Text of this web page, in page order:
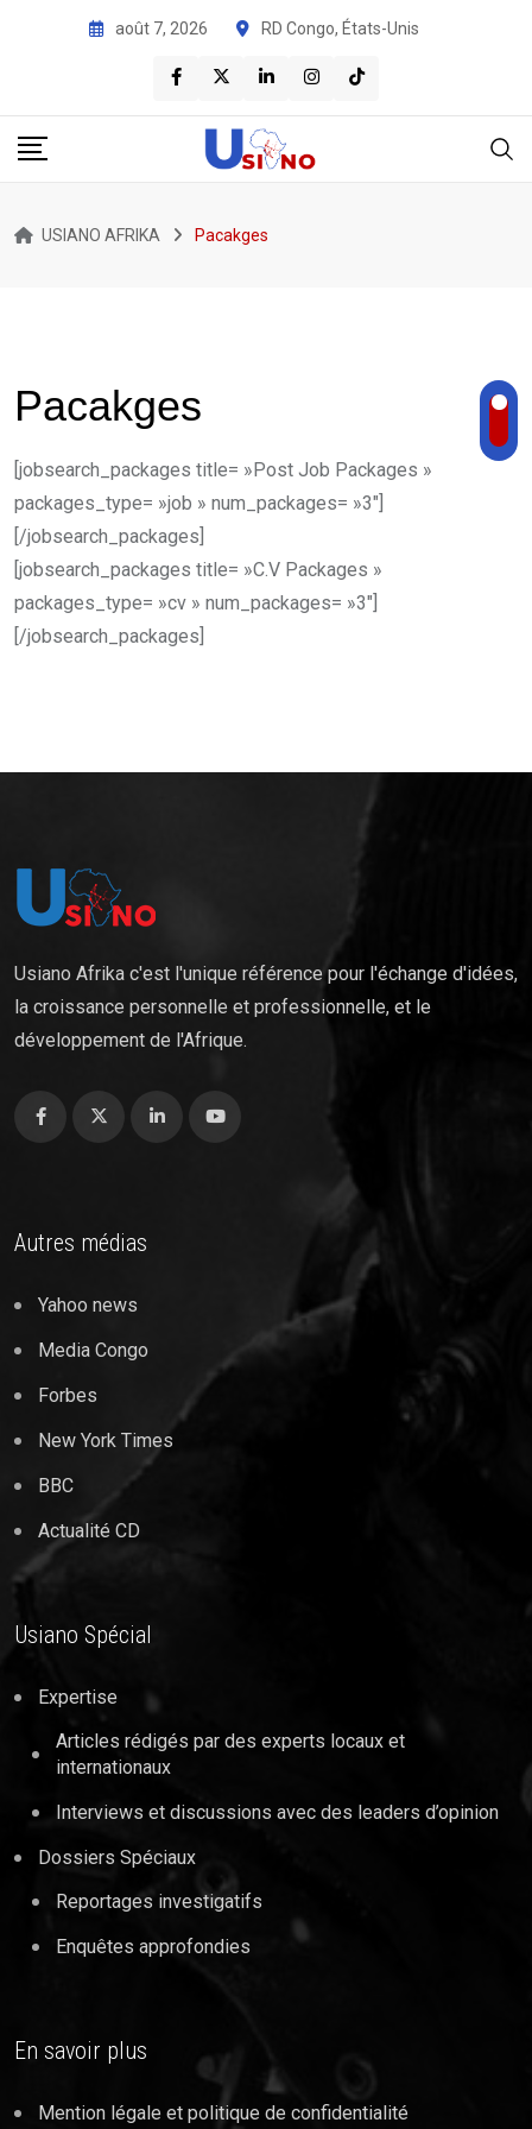
août 7, 2026 RD Congo, États-Unis
USIANO AFRIKA Pacakges
Pacakges
[jobsearch_packages title= »Post Job Packages »
packages_type= »job » num_packages= »3″]
[/jobsearch_packages]
[jobsearch_packages title= »C.V Packages »
packages_type= »cv » num_packages= »3″]
[/jobsearch_packages]
Usiano Afrika c'est l'unique référence pour l'échange d'idées,
la croissance personnelle et professionnelle, et le
développement de l'Afrique.
Autres médias
Yahoo news
Media Congo
Forbes
New York Times
BBC
Actualité CD
Usiano Spécial
Expertise
Articles rédigés par des experts locaux et
internationaux
Interviews et discussions avec des leaders d’opinion
Dossiers Spéciaux
Reportages investigatifs
Enquêtes approfondies
En savoir plus
Mention légale et politique de confidentialité